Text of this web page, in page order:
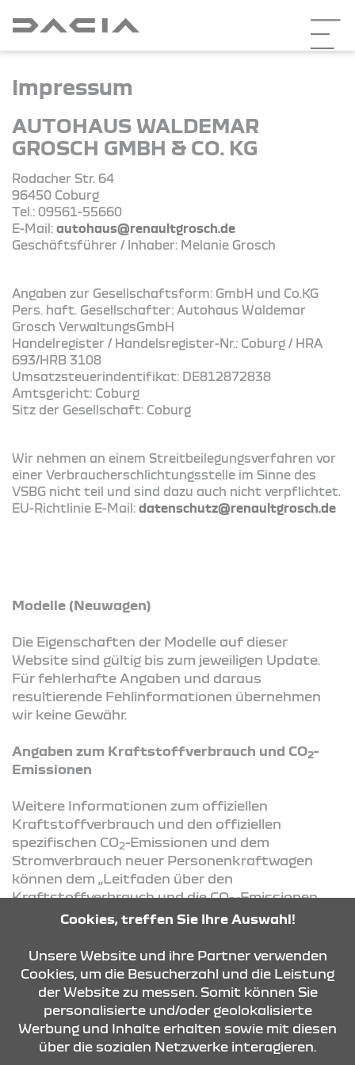
Impressum
AUTOHAUS WALDEMAR
GROSCH GMBH & CO. KG
Rodacher Str. 64
96450 Coburg
Tel.: 09561-55660
E-Mail: autohaus@renaultgrosch.de
Geschäftsführer / Inhaber: Melanie Grosch
Angaben zur Gesellschaftsform: GmbH und Co.KG
Pers. haft. Gesellschafter: Autohaus Waldemar
Grosch VerwaltungsGmbH
Handelregister / Handelsregister-Nr.: Coburg / HRA
693/HRB 3108
Umsatzsteuerindentifikat: DE812872838
Amtsgericht: Coburg
Sitz der Gesellschaft: Coburg
Wir nehmen an einem Streitbeilegungsverfahren vor
einer Verbraucherschlichtungsstelle im Sinne des
VSBG nicht teil und sind dazu auch nicht verpflichtet.
EU-Richtlinie E-Mail: datenschutz@renaultgrosch.de
Modelle (Neuwagen)
Die Eigenschaften der Modelle auf dieser
Website sind gültig bis zum jeweiligen Update.
Für fehlerhafte Angaben und daraus
resultierende Fehlinformationen übernehmen
wir keine Gewähr.
Angaben zum Kraftstoffverbrauch und CO2-
Emissionen
Weitere Informationen zum offiziellen
Kraftstoffverbrauch und den offiziellen
spezifischen CO2-Emissionen und dem
Stromverbrauch neuer Personenkraftwagen
können dem „Leitfaden über den
Kraftstoffverbrauch und die CO2-Emissionen
und den Stromverbrauch neuer
an allen Verkaufsstellen und bei der Deutsche
Automobil Treuhand GmbH(DAT) unentgeltlich
erhältlich ist. Der Leitfaden steht außerdem
Downloadzur Verfügung.
Cookies, treffen Sie Ihre Auswahl!
Unsere Website und ihre Partner verwenden
Cookies, um die Besucherzahl und die Leistung
der Website zu messen. Somit können Sie
personalisierte und/oder geolokalisierte
Werbung und Inhalte erhalten sowie mit diesen
über die sozialen Netzwerke interagieren.